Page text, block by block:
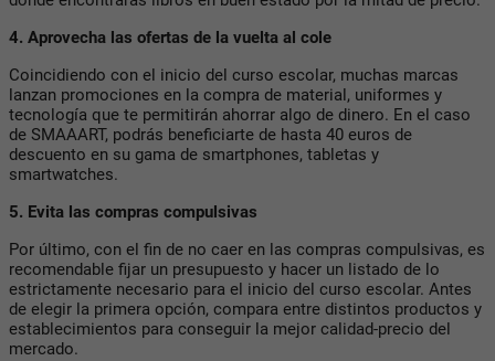
4. Aprovecha las ofertas de la vuelta al cole
Coincidiendo con el inicio del curso escolar, muchas marcas
lanzan promociones en la compra de material, uniformes y
tecnología que te permitirán ahorrar algo de dinero. En el caso
de SMAAART, podrás beneficiarte de hasta 40 euros de
descuento en su gama de smartphones, tabletas y
smartwatches.
5. Evita las compras compulsivas
Por último, con el fin de no caer en las compras compulsivas, es
recomendable fijar un presupuesto y hacer un listado de lo
estrictamente necesario para el inicio del curso escolar. Antes
de elegir la primera opción, compara entre distintos productos y
establecimientos para conseguir la mejor calidad-precio del
mercado.